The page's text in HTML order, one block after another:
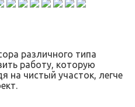
различного типа
работу, которую
на чистый участок, легче